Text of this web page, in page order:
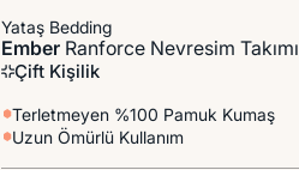
Yataş Bedding
Ember Ranforce Nevresim Takımı
Çift Kişilik
Terletmeyen %100 Pamuk Kumaş
Uzun Ömürlü Kullanım